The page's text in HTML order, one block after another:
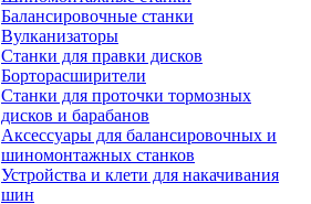
Балансировочные станки
Вулканизаторы
Станки для правки дисков
Борторасширители
Станки для проточки тормозных
дисков и барабанов
Аксессуары для балансировочных и
шиномонтажных станков
Устройства и клети для накачивания
шин